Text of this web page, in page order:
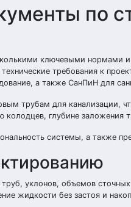
по
ключевыми
требования к
а также СанПиН для
трубам для канализации,
глубине заложения
системы, а также
уклонов, объемов
жидкости без застоя и